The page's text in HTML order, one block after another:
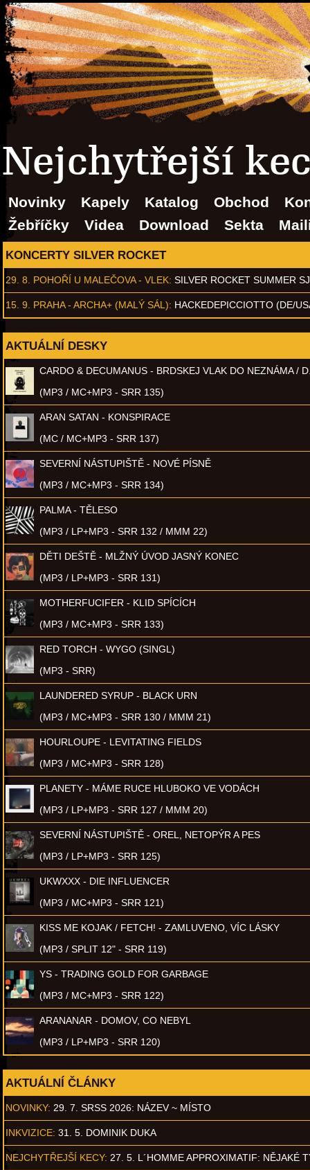
Nejchytřejší
Novinky Kapely Katalog Obchod
Žebříčky
Videa Download Sekta
KONCERTY SILVER ROCKET
29. 8. POHOŘÍ U MALEČOVA - VLEK: SILVER ROCKET SUMMER
15. 9. PRAHA - ARCHA+ (MALÝ SÁL): HACKEDEPICCIOTTO (DE/
AKTUÁLNÍ DESKY
CARDO & DECUMANUS - BRDSKEJ VLAK DO NEZNÁMA /
(MP3 / MC+MP3 - SRR 135)
ARAN SATAN - KONSPIRACE
(MC / MC+MP3 - SRR 137)
SEVERNÍ NÁSTUPIŠTĚ - NOVÉ PÍSNĚ
(MP3 / MC+MP3 - SRR 134)
PALMA - TĚLESO
(MP3 / LP+MP3 - SRR 132 / MMM 22)
DĚTI DEŠTĚ - MLŽNÝ ÚVOD JASNÝ KONEC
(MP3 / LP+MP3 - SRR 131)
MOTHERFUCIFER - KLID SPÍCÍCH
(MP3 / MC+MP3 - SRR 133)
RED TORCH - WYGO (SINGL)
(MP3 - SRR)
LAUNDERED SYRUP - BLACK URN
(MP3 / MC+MP3 - SRR 130 / MMM 21)
HOURLOUPE - LEVITATING FIELDS
(MP3 / MC+MP3 - SRR 128)
PLANETY - MÁME RUCE HLUBOKO VE VODÁCH
(MP3 / LP+MP3 - SRR 127 / MMM 20)
SEVERNÍ NÁSTUPIŠTĚ - OREL, NETOPÝR A PES
(MP3 / LP+MP3 - SRR 125)
UKWXXX - DIE INFLUENCER
(MP3 / MC+MP3 - SRR 121)
KISS ME KOJAK / FETCH! - ZAMLUVENO, VÍC LÁSKY
(MP3 / SPLIT 12" - SRR 119)
YS - TRADING GOLD FOR GARBAGE
(MP3 / MC+MP3 - SRR 122)
ARANANAR - DOMOV, CO NEBYL
(MP3 / LP+MP3 - SRR 120)
AKTUÁLNÍ ČLÁNKY
NOVINKY: 29. 7. SRSS 2026: NÁZEV ~ MÍSTO
INKVIZICE: 31. 5. DOMINIK DUKA
NEJCHYTŘEJŠÍ KECY: 27. 5. L´HOMME APPROXIMATIF: NĚJAKÉ